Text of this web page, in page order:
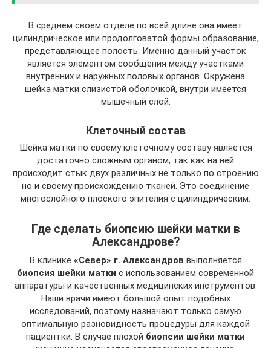
В среднем своём отделе по всей длине она имеет
цилиндрическое или продолговатой формы образование,
представляющее полость. Именно данный участок
является элементом сообщения между участками
внутренних и наружных половых органов. Окружена
шейка матки слизистой оболочкой, внутри имеется
мышечный слой.
Клеточный состав
Шейка матки по своему клеточному составу является
достаточно сложным органом, так как на ней
происходит стык двух различных не только по строению
но и своему происхождению тканей. Это соединение
многослойного плоского эпителия с цилиндрическим.
Где сделать биопсию шейки матки в
Александрове?
В клинике «Север» г. Александров выполняется
биопсия шейки матки с использованием современной
аппаратуры и качественных медицинских инструментов.
Наши врачи имеют большой опыт подобных
исследований, поэтому назначают только самую
оптимальную разновидность процедуры для каждой
пациентки. В случае плохой биопсии шейки матки